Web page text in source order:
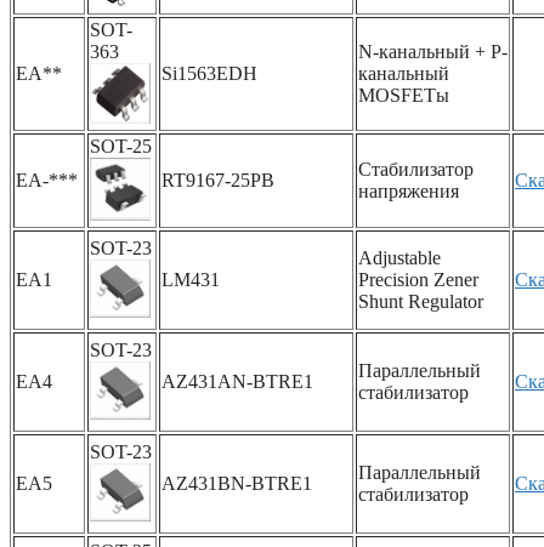
EA**
SOT-
363
Si1563EDH
N-канальный + P-
канальный
MOSFETы
EA-***
SOT-25
RT9167-25PB
Стабилизатор
напряжения
EA1
SOT-23
LM431
Adjustable
Precision Zener
Shunt Regulator
EA4
SOT-23
AZ431AN-BTRE1
Параллельный
стабилизатор
EA5
SOT-23
AZ431BN-BTRE1
Параллельный
стабилизатор